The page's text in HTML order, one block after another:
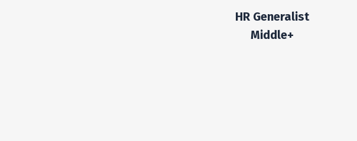
HR Generalist
Middle+